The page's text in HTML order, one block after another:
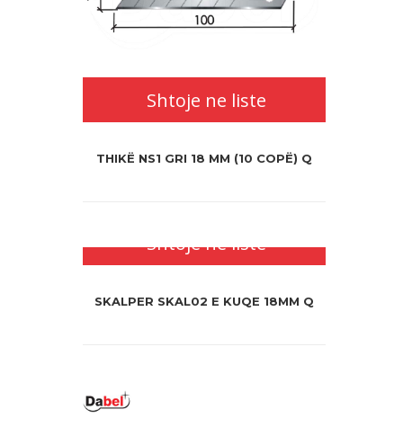
Shtoje ne liste
THIKË NS1 GRI 18 MM (10 COPË) Q
Shtoje ne liste
SKALPER SKAL02 E KUQE 18MM Q